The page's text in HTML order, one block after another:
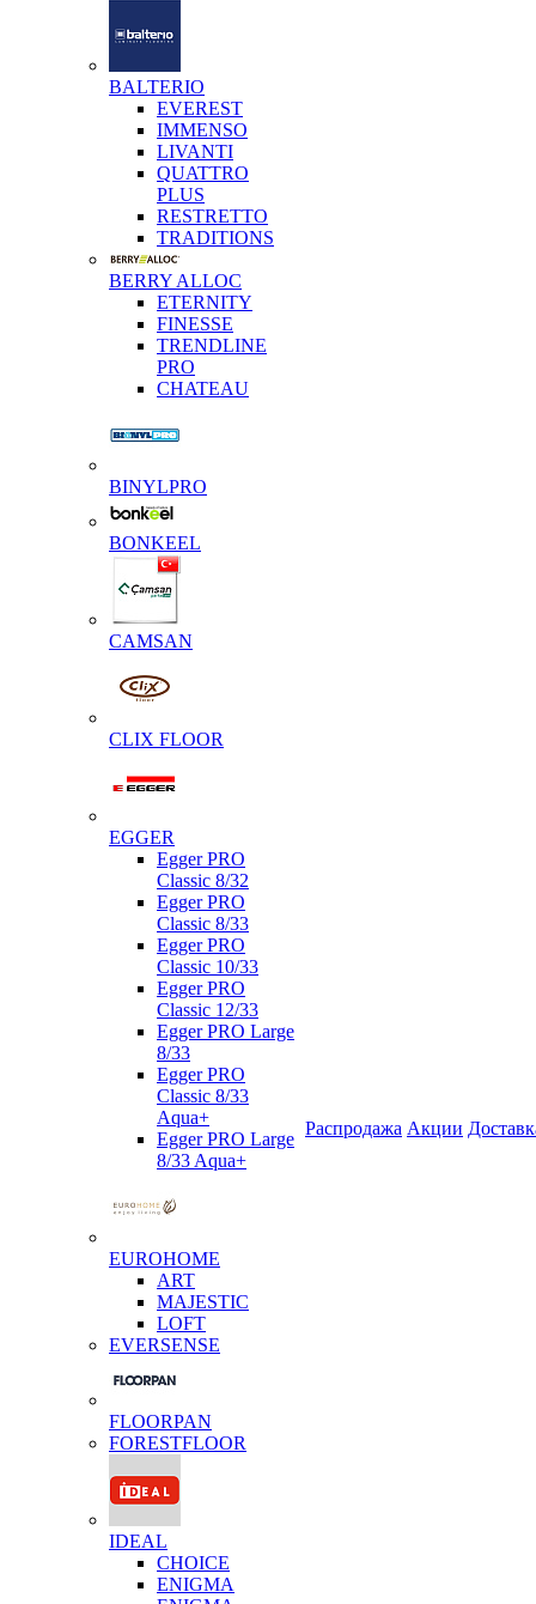
BALTERIO
EVEREST
IMMENSO
LIVANTI
QUATTRO
PLUS
RESTRETTO
TRADITIONS
BERRY ALLOC
ETERNITY
FINESSE
TRENDLINE
PRO
CHATEAU
BINYLPRO
BONKEEL
CAMSAN
CLIX FLOOR
EGGER
Egger PRO
Classic 8/32
Egger PRO
Classic 8/33
Egger PRO
Classic 10/33
Egger PRO
Classic 12/33
Egger PRO Large
8/33
Egger PRO
Classic 8/33
Aqua+
Egger PRO Large
8/33 Aqua+
EUROHOME
ART
MAJESTIC
LOFT
EVERSENSE
FLOORPAN
FORESTFLOOR
IDEAL
CHOICE
ENIGMA
Распродажа Акции